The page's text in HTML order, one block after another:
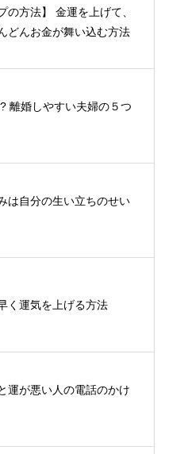
の方法】 金運を上げて、
どんお金が舞い込む方法
離婚しやすい夫婦の５つ
は自分の生い立ちのせい
く運気を上げる方法
運が悪い人の電話のかけ